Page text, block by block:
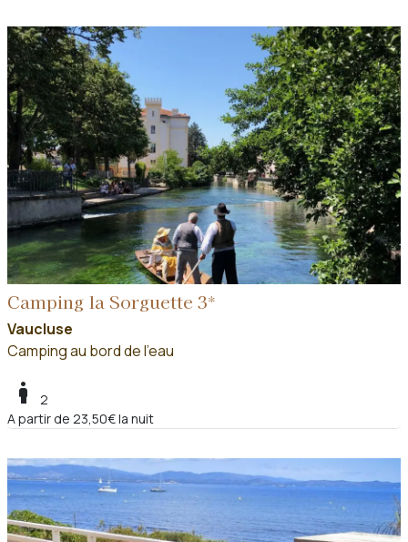
Camping la Sorguette 3*
Vaucluse
Camping au bord de l'eau
boy
2
A partir de 23,50€ la nuit